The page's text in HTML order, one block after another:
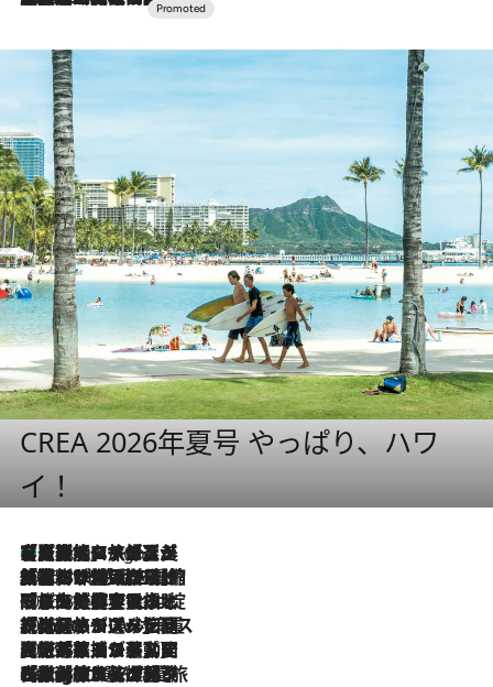
CREA 2026年夏号 やっぱり、ハワ
イ！
8 Hours Ago
【厳選旅コスメ】「多機能アイテムがメイン！」旅好き美容エディターが選んだ夏旅ベストコスメを発表【Mサイズジップ】
2026.8.6
「荷物が増えるほど旅ストレスは増す」美容ジャーナリストがたどり着いた最終結論。“化粧品を劇的に減らす”感動の凝縮美容とは
2026.8.6
「旅先には金髪ウィッグを持参」日本と同じメイクでは損してる!? 美容ジャーナリストが提案する“掟破りの旅美容”とは
2026.8.6
【厳選旅コスメ】「身軽さ＆UV対策重視！」ヘアアーティストshucoが選んだ夏旅ベストコスメを発表【Mサイズジップ】
2026.8.5
【厳選旅コスメ】国内をあちこち移動する河井菜摘が選んだ夏旅ベストコスメ発表！「リラックスアイテムはマスト」【Mサイズジップ】
2026.8.4
【厳選旅コスメ】「紫外線＆乾燥対策しながらメイク感も！」ヘア＆メイクGeorgeが選んだ夏旅ベストコスメを発表！【Mサイズジップ】